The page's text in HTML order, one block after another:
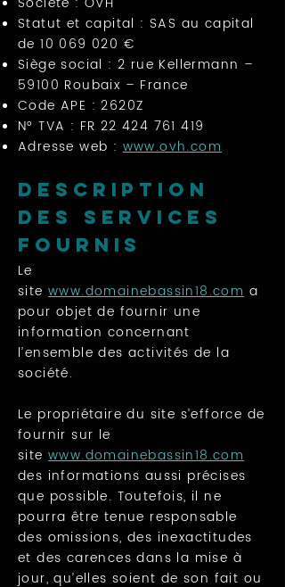
Statut et capital : SAS au capital
de10 069 020 €
Siège social : 2 rue Kellermann –
59100 Roubaix – France
Code APE : 2620Z
N° TVA : FR 22 424 761 419
Adresse web :www.ovh.com
Description
des services
fournis
Le
site www.domainebassin18.coma
pour objet de fournir une
information concernant
l’ensemble des activités de la
société.
Le propriétaire du site s’efforce de
fournir sur le
site www.domainebassin18.com
des informations aussi précises
que possible. Toutefois, il ne
pourra être tenue responsable
des omissions, des inexactitudes
et des carences dans la mise à
jour, qu’elles soient de son fait ou